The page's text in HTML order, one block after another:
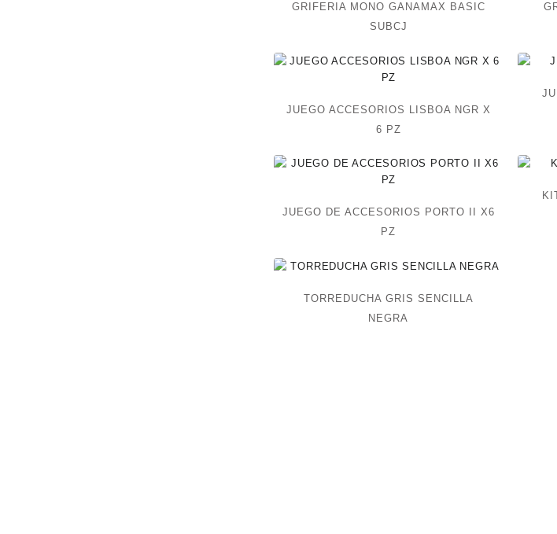
GRIFERIA MONO GANAMAX BASIC
SUBCJ
JUEGO ACCESORIOS LISBOA NGR X
6 PZ
JUEGO DE ACCESORIOS PORTO II X6
PZ
TORREDUCHA GRIS SENCILLA
NEGRA